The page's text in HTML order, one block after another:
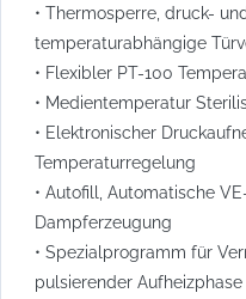
• Thermosperre, druck-
temperaturabhängige
• Flexibler PT-100
• Medientemperatur
• Elektronischer
Temperaturregelung
• Autofill, Automatische
Dampferzeugung
• Spezialprogramm für
pulsierender